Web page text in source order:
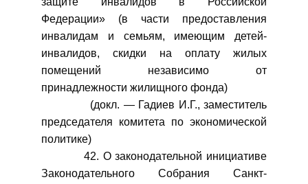
Федерации» (в части предоставления
инвалидам и семьям, имеющим детей-
инвалидов, скидки на оплату жилых
помещений независимо от
принадлежности жилищного фонда)
(докл. — Гадиев И.Г., заместитель
председателя комитета по экономической
политике)
42. О законодательной инициативе
Законодательного Собрания Санкт-